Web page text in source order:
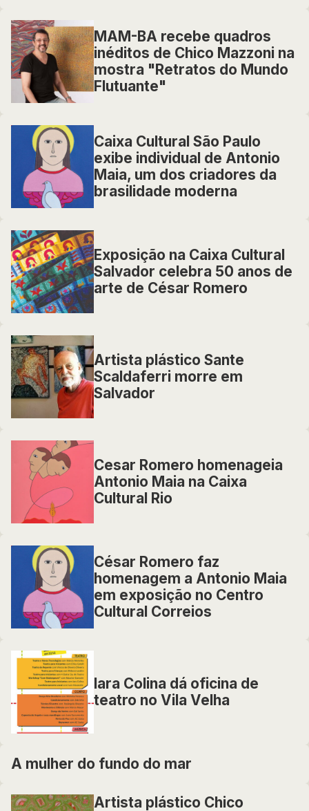
MAM-BA recebe quadros
inéditos de Chico Mazzoni na
mostra "Retratos do Mundo
Flutuante"
Caixa Cultural São Paulo
exibe individual de Antonio
Maia, um dos criadores da
brasilidade moderna
Exposição na Caixa Cultural
Salvador celebra 50 anos de
arte de César Romero
Artista plástico Sante
Scaldaferri morre em
Salvador
Cesar Romero homenageia
Antonio Maia na Caixa
Cultural Rio
César Romero faz
homenagem a Antonio Maia
em exposição no Centro
Cultural Correios
Iara Colina dá oficina de
teatro no Vila Velha
A mulher do fundo do mar
Artista plástico Chico